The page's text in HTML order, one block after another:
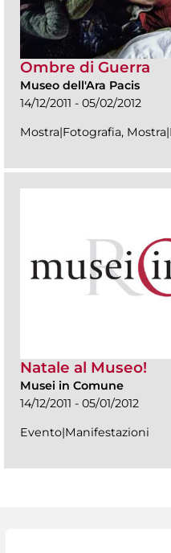
Ombre di Guerra
Museo dell'Ara Pacis
14/12/2011 - 05/02/2012
Mostra|Fotografia,
Natale al Museo!
Musei in Comune
14/12/2011 - 05/01/2012
Evento|Manifestazioni